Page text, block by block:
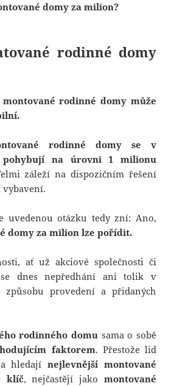
domy za milion?
rodinné domy
rodinné domy může
rodinné domy se v
pohybují na úrovni 1 milionu
záleží na dispozičním řešení
uvedenou otázku tedy zní: Ano,
domy za milion lze pořídit.
ať už akciové společnosti či
dnes nepředhání ani tolik v
způsobu provedení a přidaných
rodinného domu sama o sobě
faktorem. Přestože lid
hledají nejlevnější montované
klíč, nejčastějí jako montované